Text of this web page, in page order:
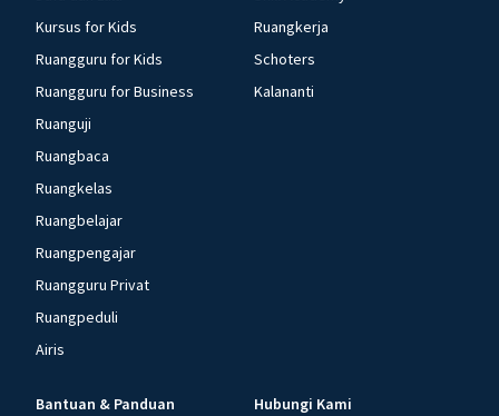
Kursus for Kids
Ruangguru for Kids
Ruangguru for Business
Ruanguji
Ruangbaca
Ruangkelas
Ruangbelajar
Ruangpengajar
Ruangguru Privat
Ruangpeduli
Airis
Ruangkerja
Schoters
Kalananti
Bantuan & Panduan Hubungi Kami